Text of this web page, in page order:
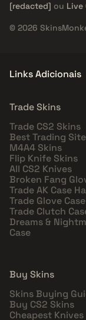
[redacted] ou Live
© 2026
Links Adicionais
Trade Skins
Trade CS2 Skins
Best Trading Site
M4A4 Skins
Flip Knife Skins
All CS2 Knives
Broken Fang
Trade AK Case
Trade Glove Case
Trade Clutch
Dreams &
Case
Buy Skins
Skins Buying
Buy CS2 Skins
Cheapest Knives